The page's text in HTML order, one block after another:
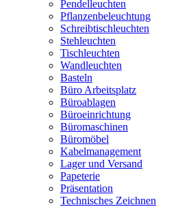
Pendelleuchten
Pflanzenbeleuchtung
Schreibtischleuchten
Stehleuchten
Tischleuchten
Wandleuchten
Basteln
Büro Arbeitsplatz
Büroablagen
Büroeinrichtung
Büromaschinen
Büromöbel
Kabelmanagement
Lager und Versand
Papeterie
Präsentation
Technisches Zeichnen